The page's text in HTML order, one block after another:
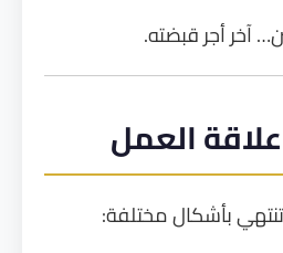
آخر أجر قبضته.
العمل
بأشكال مختلفة: